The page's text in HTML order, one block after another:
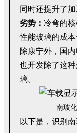
同时还提升了加
劣势： 冷弯的
性能玻璃的成
除康宁外，国
也开发除了这
璃。
南玻
以下是，识别